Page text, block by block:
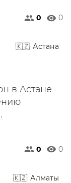
0 0
Астана
в Астане
0 0
Алматы